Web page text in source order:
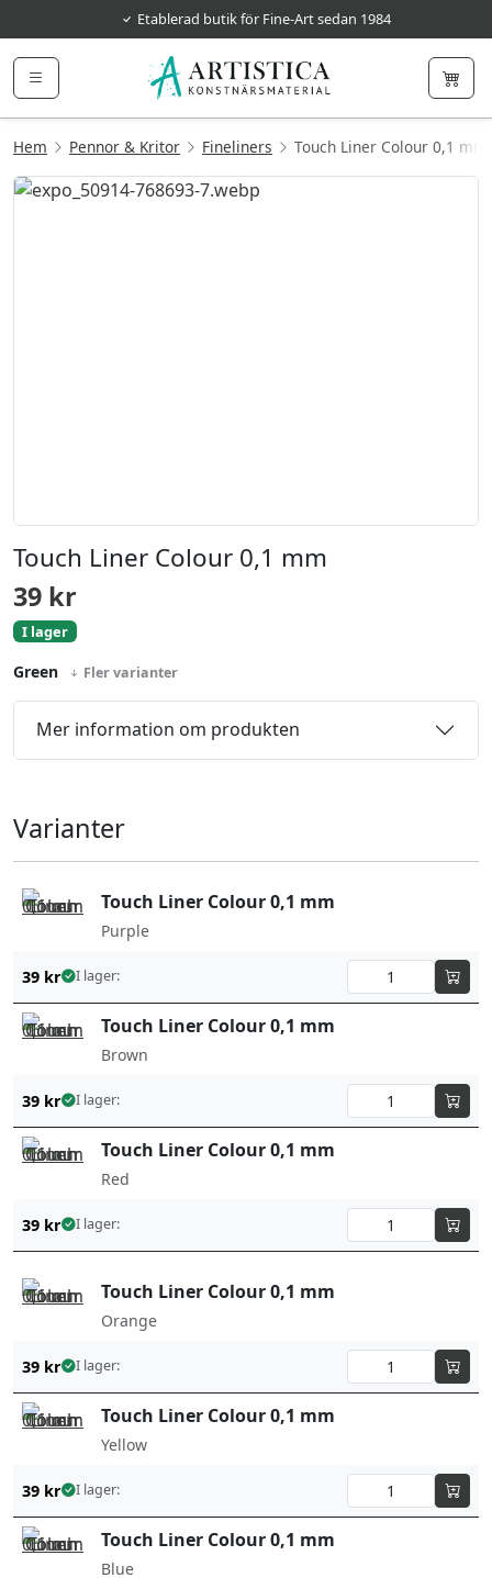
Etablerad butik för Fine-Art sedan 1984
Hem Pennor & Kritor Fineliners Touch Liner Colour 0,1 mm
Touch Liner Colour 0,1 mm
39 kr
I lager
Green Fler varianter
Mer information om produkten
Varianter
Touch Liner Colour 0,1 mm
Purple
39 kr I lager:
Touch Liner Colour 0,1 mm
Brown
39 kr I lager:
Touch Liner Colour 0,1 mm
Red
39 kr I lager:
Touch Liner Colour 0,1 mm
Orange
39 kr I lager:
Touch Liner Colour 0,1 mm
Yellow
39 kr I lager:
Touch Liner Colour 0,1 mm
Blue